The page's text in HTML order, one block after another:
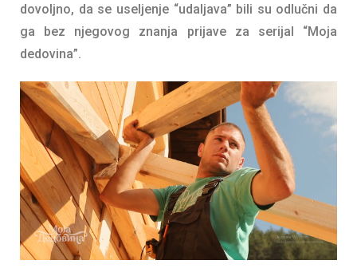
dovoljno, da se useljenje “udaljava” bili su odlučni da
ga bez njegovog znanja prijave za serijal “Moja
dedovina”.